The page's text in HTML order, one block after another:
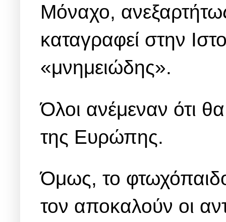
Μόναχο,
καταγραφεί στην
«μνημειώδης».
Όλοι ανέμεναν ότι
της Ευρώπης.
Όμως, το
τον αποκαλούν οι